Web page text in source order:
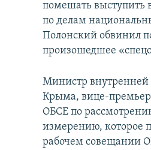
помешать выступить
по делам
Полонский обвинил
произошедшее
Министр внутренней
Крыма, вице-
ОБСЕ по
измерению, которое
рабочем совещании